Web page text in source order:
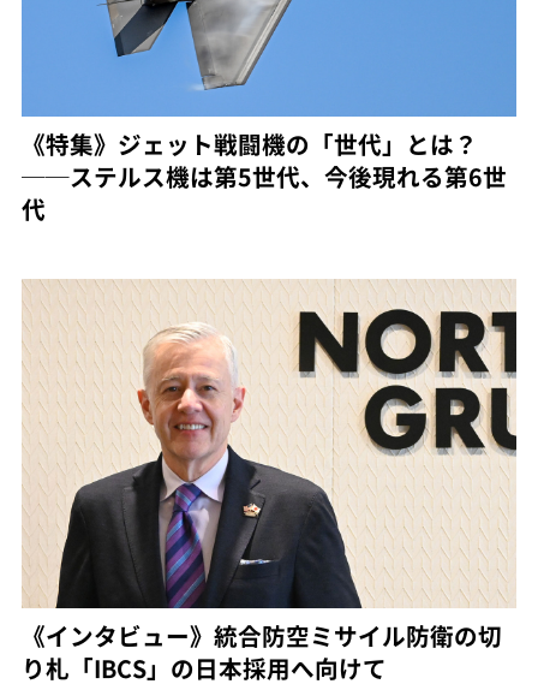
《特集》ジェット戦闘機の「世代」とは？
──ステルス機は第5世代、今後現れる第6世
代
《インタビュー》統合防空ミサイル防衛の切
り札「IBCS」の日本採用へ向けて